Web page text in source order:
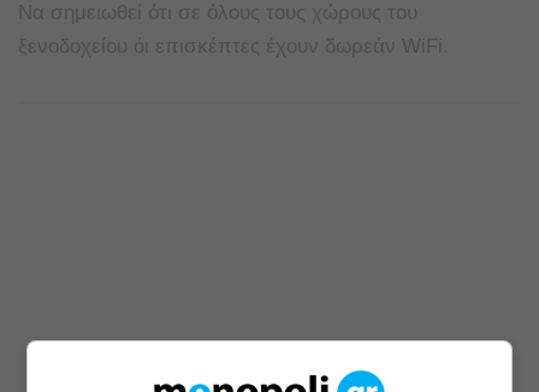
Να σημειωθεί ότι σε όλους τους χώρους του
ξενοδοχείου όι επισκέπτες έχουν δωρεάν WiFi.